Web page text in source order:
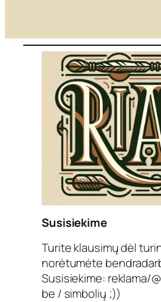
Susisiekime
Turite klausimų dėl
norėtumėte
Susisiekime: reklama/
be / simbolių ;))